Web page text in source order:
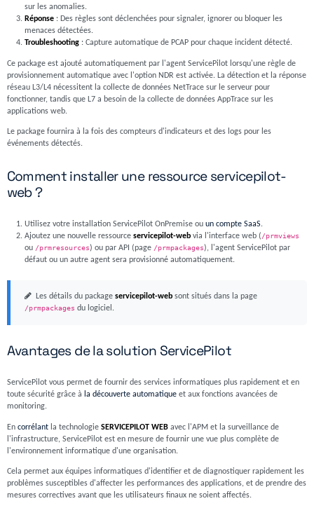
sur les anomalies.
Réponse : Des règles sont déclenchées pour signaler, ignorer ou bloquer les
menaces détectées.
Troubleshooting : Capture automatique de PCAP pour chaque incident détecté.
Ce package est ajouté automatiquement par l'agent ServicePilot lorsqu'une règle de
provisionnement automatique avec l'option NDR est activée. La détection et la réponse
réseau L3/L4 nécessitent la collecte de données NetTrace sur le serveur pour
fonctionner, tandis que L7 a besoin de la collecte de données AppTrace sur les
applications web.
Le package fournira à la fois des compteurs d'indicateurs et des logs pour les
événements détectés.
Comment installer une ressource servicepilot-
web ?
Utilisez votre installation ServicePilot OnPremise ouun compte SaaS.
Ajoutez une nouvelle ressourceservicepilot-web via l'interface web (/prmviews
ou /prmresources) ou par API (page /prmpackages), l'agent ServicePilot par
défaut ou un autre agent sera provisionné automatiquement.
Les détails du package servicepilot-websont situés dans la page
/prmpackages du logiciel.
Avantages de la solution ServicePilot
ServicePilot vous permet de fournir des services informatiques plus rapidement et en
toute sécurité grâce à la découverte automatiqueet aux fonctions avancées de
monitoring.
En corrélantla technologie SERVICEPILOT WEBavec l'APM et la surveillance de
l'infrastructure, ServicePilot est en mesure de fournir une vue plus complète de
l'environnement informatique d'une organisation.
Cela permet aux équipes informatiques d'identifier et de diagnostiquer rapidement les
problèmes susceptibles d'affecter les performances des applications, et de prendre des
mesures correctives avant que les utilisateurs finaux ne soient affectés.